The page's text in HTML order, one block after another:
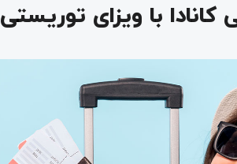
با ویزای توریستی